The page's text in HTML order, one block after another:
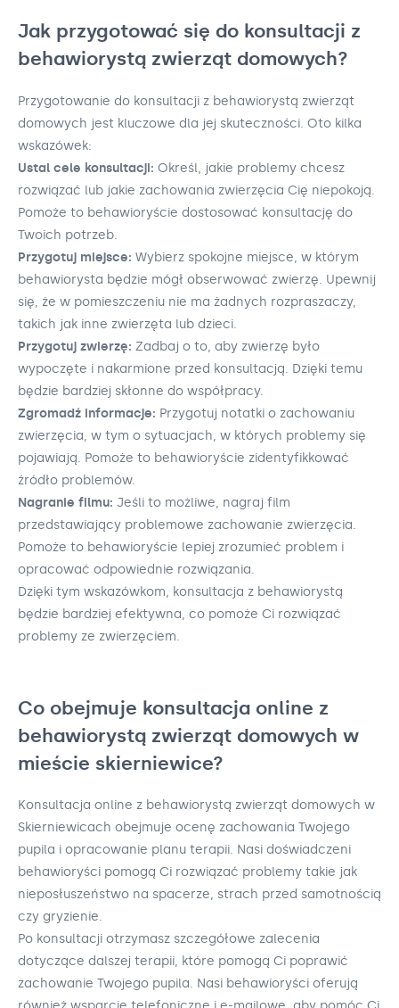
Jak przygotować się do konsultacji z
behawiorystą zwierząt domowych?
Przygotowanie do konsultacji z behawiorystą zwierząt
domowych jest kluczowe dla jej skuteczności. Oto kilka
wskazówek:
Ustal cele konsultacji: Określ, jakie problemy chcesz
rozwiązać lub jakie zachowania zwierzęcia Cię niepokoją.
Pomoże to behawioryście dostosować konsultację do
Twoich potrzeb.
Przygotuj miejsce: Wybierz spokojne miejsce, w którym
behawiorysta będzie mógł obserwować zwierzę. Upewnij
się, że w pomieszczeniu nie ma żadnych rozpraszaczy,
takich jak inne zwierzęta lub dzieci.
Przygotuj zwierzę: Zadbaj o to, aby zwierzę było
wypoczęte i nakarmione przed konsultacją. Dzięki temu
będzie bardziej skłonne do współpracy.
Zgromadź informacje: Przygotuj notatki o zachowaniu
zwierzęcia, w tym o sytuacjach, w których problemy się
pojawiają. Pomoże to behawioryście zidentyfikkować
źródło problemów.
Nagranie filmu: Jeśli to możliwe, nagraj film
przedstawiający problemowe zachowanie zwierzęcia.
Pomoże to behawioryście lepiej zrozumieć problem i
opracować odpowiednie rozwiązania.
Dzięki tym wskazówkom, konsultacja z behawiorystą
będzie bardziej efektywna, co pomoże Ci rozwiązać
problemy ze zwierzęciem.
Co obejmuje konsultacja online z
behawiorystą zwierząt domowych w
mieście skierniewice?
Konsultacja online z behawiorystą zwierząt domowych w
Skierniewicach obejmuje ocenę zachowania Twojego
pupila i opracowanie planu terapii. Nasi doświadczeni
behawioryści pomogą Ci rozwiązać problemy takie jak
nieposłuszeństwo na spacerze, strach przed samotnością
czy gryzienie.
Po konsultacji otrzymasz szczegółowe zalecenia
dotyczące dalszej terapii, które pomogą Ci poprawić
zachowanie Twojego pupila. Nasi behawioryści oferują